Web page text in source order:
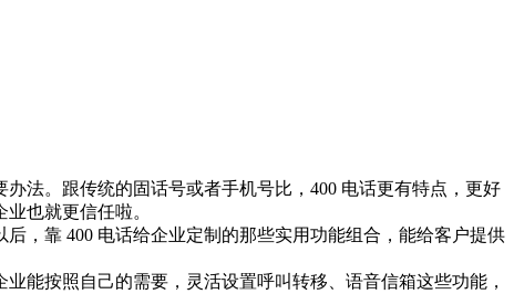
法。跟传统的固话号或者手机号比，400 电话更有特点，更好
也就更信任啦。
，靠 400 电话给企业定制的那些实用功能组合，能给客户提供
能按照自己的需要，灵活设置呼叫转移、语音信箱这些功能，